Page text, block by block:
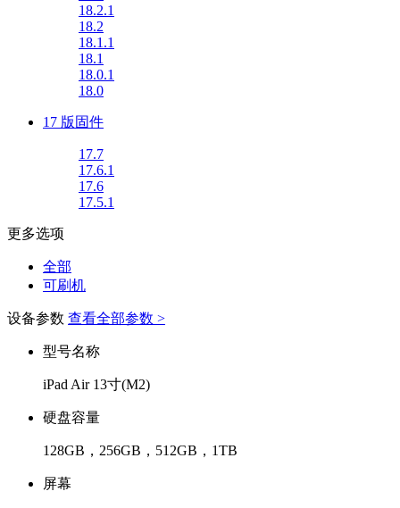
18.2.1
18.2
18.1.1
18.1
18.0.1
18.0
17 版固件
17.7
17.6.1
17.6
17.5.1
更多选项
全部
可刷机
设备参数 查看全部参数 >
型号名称
iPad Air 13寸(M2)
硬盘容量
128GB，256GB，512GB，1TB
屏幕